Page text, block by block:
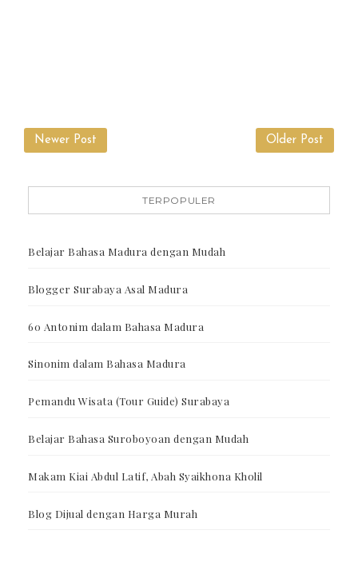
Newer Post Older Post
TERPOPULER
Belajar Bahasa Madura dengan Mudah
Blogger Surabaya Asal Madura
60 Antonim dalam Bahasa Madura
Sinonim dalam Bahasa Madura
Pemandu Wisata (Tour Guide) Surabaya
Belajar Bahasa Suroboyoan dengan Mudah
Makam Kiai Abdul Latif, Abah Syaikhona Kholil
Blog Dijual dengan Harga Murah